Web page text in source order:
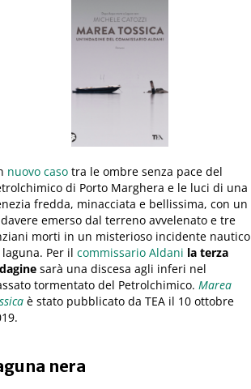
nuovo caso tra le ombre senza pace del
di Porto Marghera e le luci di una
fredda, minacciata e bellissima, con un
emerso dal terreno avvelenato e tre
morti in un misterioso incidente nautico
Per il commissario Aldani la terza
sarà una discesa agli inferi nel
tormentato del Petrolchimico. Marea
è stato pubblicato da TEA il 10 ottobre
nera